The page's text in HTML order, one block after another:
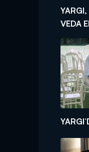
YARGI,
VEDA